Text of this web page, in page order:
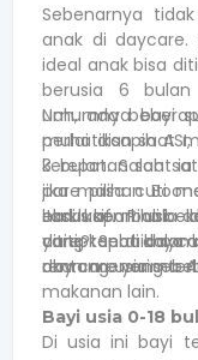
Sebenarnya
anak di daycare.
ideal anak bisa
berusia 6
umumnya bayi
mulai disapih
kerepotan saat ia
jika masa cuti
harus kembali
dititipkan di
day care yang
Nah, ada
perhatikan saat
3 bulan. Salah
care pilihan
eksklusif. Pihak
yang tepat dalam
akan menerima
makanan lain.
Jadi kapan usia
care? Sebaiknya
rentang usia
Bayi usia 0-18
Di usia ini bayi